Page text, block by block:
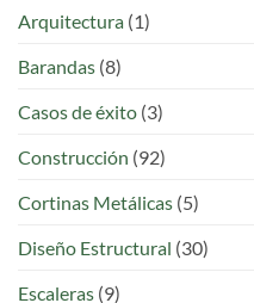
Arquitectura (1)
Barandas (8)
Casos de éxito (3)
Construcción (92)
Cortinas Metálicas (5)
Diseño Estructural (30)
Escaleras (9)